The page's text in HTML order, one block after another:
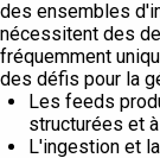
des ensembles
nécessitent des
fréquemment
des défis pour la
Les feeds
structurées et
L'ingestion et